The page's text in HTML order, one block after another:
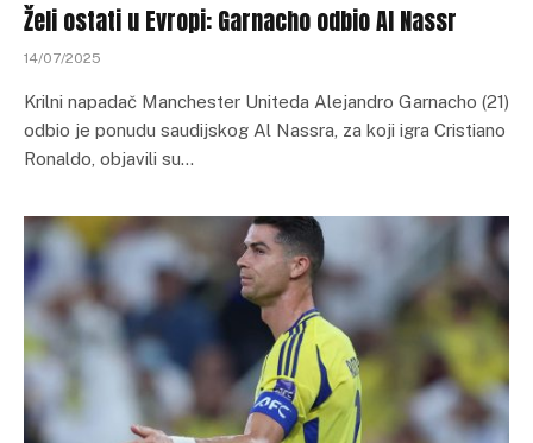
Želi ostati u Evropi: Garnacho odbio Al Nassr
14/07/2025
Krilni napadač Manchester Uniteda Alejandro Garnacho (21)
odbio je ponudu saudijskog Al Nassra, za koji igra Cristiano
Ronaldo, objavili su…